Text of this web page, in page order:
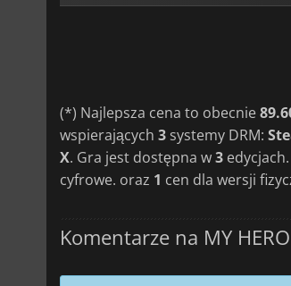
(*) Najlepsza cena to obecnie
wspierających 3 systemy DRM:
X. Gra jest dostępna w3
cyfrowe. oraz 1 cen dla wersji
Komentarze na MY